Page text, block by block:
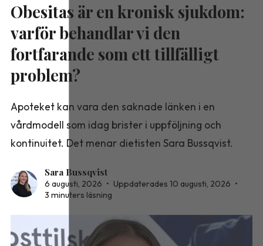
Obesitas är en kronisk sjukdom:
varför behandlar vi den
fortfarande som ett tillfälligt
problem?
Apoteket kan vara den saknade länken i en
vårdmodell som idag brister i uppföljning och
kontinuitet. Det menar dietisten Sara Bussqvist.
Sara Bussqvist
6 augusti, 2026 • Uppdaterades 10 augusti, 2026 •
3 minuters läsning